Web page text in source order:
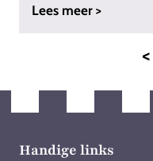
Lees meer >
<
Handige links